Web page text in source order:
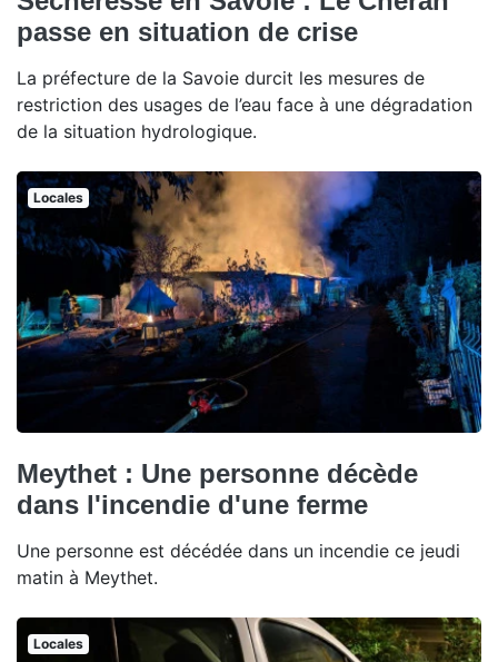
passe en situation de crise
La préfecture de la Savoie durcit les mesures de
restriction des usages de l’eau face à une dégradation
de la situation hydrologique.
Locales
Meythet : Une personne décède
dans l'incendie d'une ferme
Une personne est décédée dans un incendie ce jeudi
matin à Meythet.
Locales